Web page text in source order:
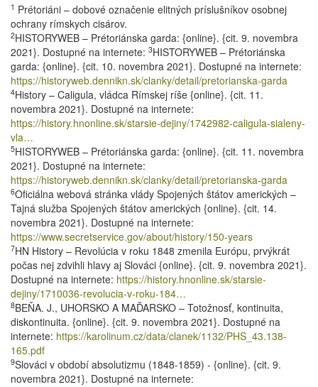
1 Prétoriáni – dobové označenie elitných príslušníkov osobnej
ochrany rímskych cisárov.
2HISTORYWEB – Prétoriánska garda: {online}. {cit. 9. novembra
2021}. Dostupné na internete: 3HISTORYWEB – Prétoriánska
garda: {online}. {cit. 10. novembra 2021}. Dostupné na internete:
https://historyweb.dennikn.sk/clanky/detail/pretorianska-garda
4History – Caligula, vládca Rímskej ríše {online}. {cit. 11.
novembra 2021}. Dostupné na internete:
https://history.hnonline.sk/starsie-dejiny/1742982-caligula-sialeny-
vla…
5HISTORYWEB – Prétoriánska garda: {online}. {cit. 11. novembra
2021}. Dostupné na internete:
https://historyweb.dennikn.sk/clanky/detail/pretorianska-garda
6Oficiálna webová stránka vlády Spojených štátov amerických –
Tajná služba Spojených štátov amerických {online}. {cit. 14.
novembra 2021}. Dostupné na internete:
https://www.secretservice.gov/about/history/150-years
7HN History – Revolúcia v roku 1848 zmenila Európu, prvýkrát
počas nej zdvihli hlavy aj Slováci {online}. {cit. 9. novembra 2021}.
Dostupné na internete: https://history.hnonline.sk/starsie-
dejiny/1710036-revolucia-v-roku-184…
8BEŇA. J., UHORSKO A MAĎARSKO – Totožnosť, kontinuita,
diskontinuita. {online}. {cit. 9. novembra 2021}. Dostupné na
internete: https://karolinum.cz/data/clanek/1132/PHS_43.138-
165.pdf
9Slováci v období absolutizmu (1848-1859) - {online}. {cit. 9.
novembra 2021}. Dostupné na internete: